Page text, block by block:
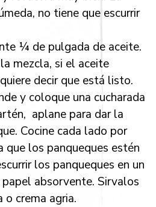
no tiene que escurrir
¼ de pulgada de aceite.
mezcla, si el aceite
decir que está listo.
y coloque una cucharada
aplane para dar la
Cocine cada lado por
que los panqueques estén
los panqueques en un
absorvente. Sirvalos
o crema agria.